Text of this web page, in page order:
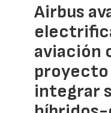
Airbus
aviación
proyecto
integrar